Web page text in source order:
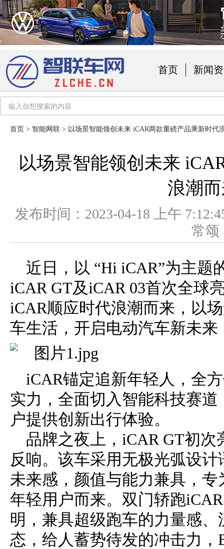
首页 新闻
首页 > 智能网联 > 以场景智能领创未来 iCAR两款重磅产品乘新时代
以场景智能领创未来
浪潮
发布时间：2023-04-18 上午
常
近日，以 “Hi iCAR”为主题
iCAR GT及iCAR 03首次全球
iCAR顺应时代浪潮而来，以
车生活，开启电动汽车新未来
iCAR锚定追新年轻人，全
实力，全面切入智能科技赛
户提供创新出行体验。
品牌之夜上，iCAR GT初
反响。该车采用无极光弧设
未来感，颜值与能力兼具，
年轻用户而来。双门轿跑
明，兼具超级跑车的力量感
态，给人蓄势待发的冲击力